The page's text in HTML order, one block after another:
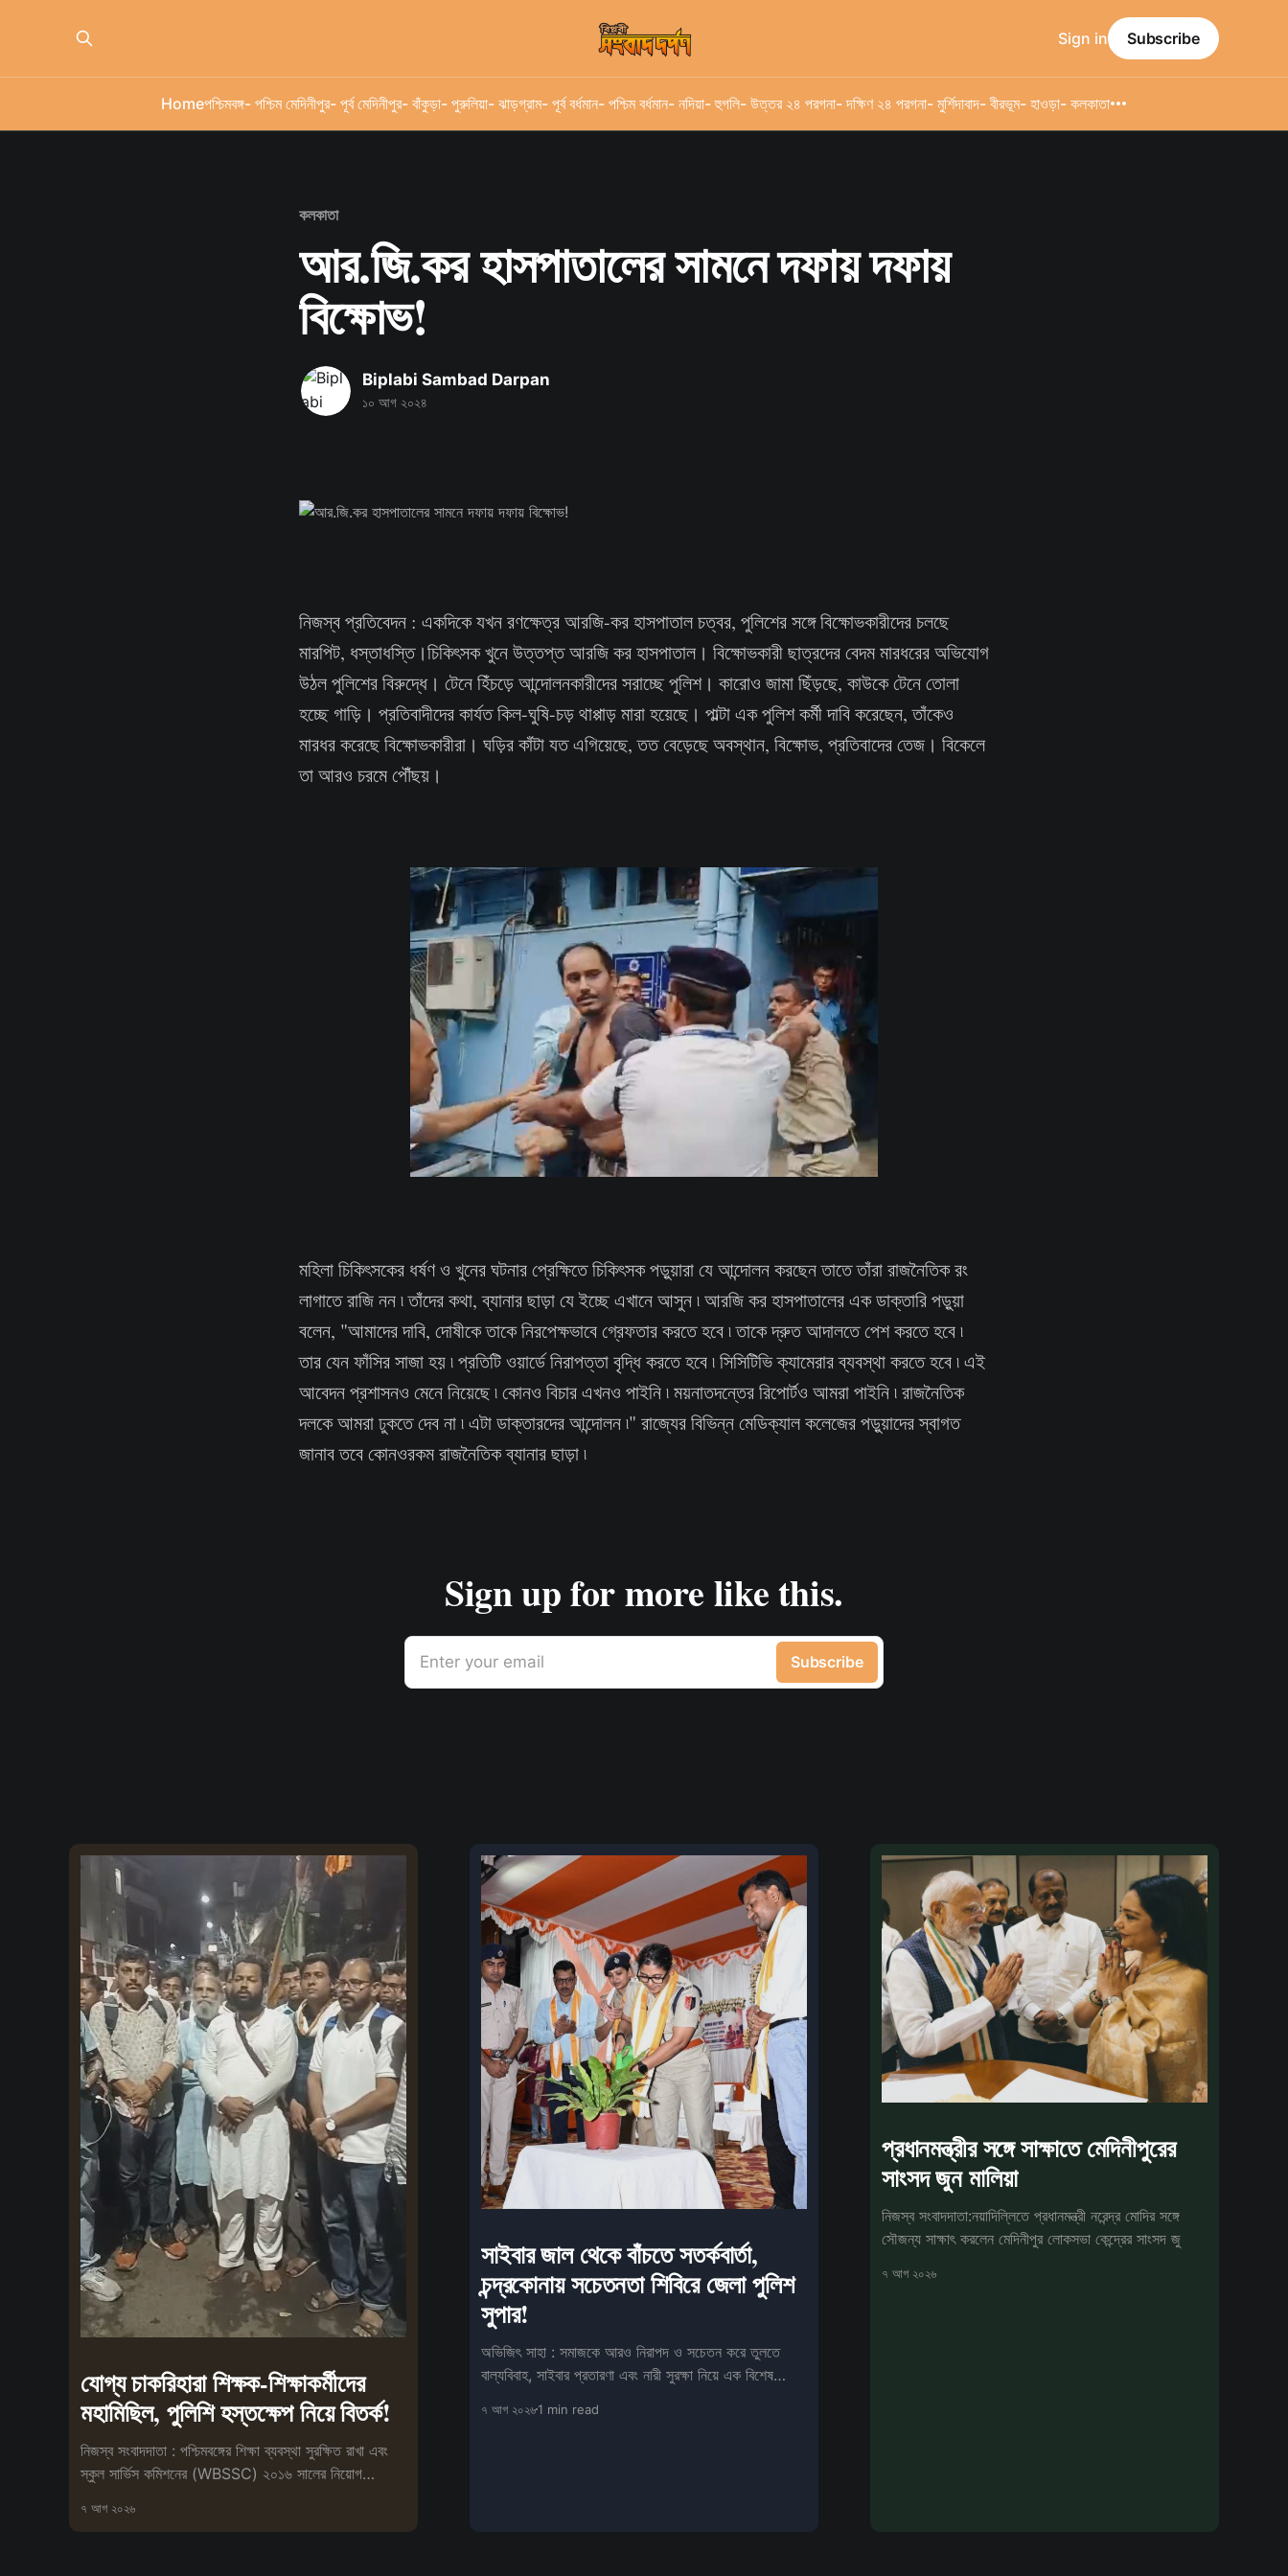
Homeপশ্চিমবঙ্গ- পশ্চিম মেদিনীপুর- পূর্ব মেদিনীপুর- বাঁকুড়া- পুরুলিয়া- ঝাড়গ্রাম- পূর্ব বর্ধমান- পশ্চিম বর্ধমান- নদিয়া- হুগলি- উত্তর ২৪ পরগনা- দক্ষিণ ২৪ পরগনা- মুর্শিদাবাদ- বীরভূম- হাওড়া- কলকাতা
Sign in Subscribe
কলকাতা
আর.জি.কর হাসপাতালের সামনে দফায় দফায়
বিক্ষোভ!
Biplabi Sambad Darpan
১০ আগ ২০২৪
নিজস্ব প্রতিবেদন : একদিকে যখন রণক্ষেত্র আরজি-কর হাসপাতাল চত্বর, পুলিশের সঙ্গে বিক্ষোভকারীদের চলছে
মারপিট, ধস্তাধস্তি।চিকিৎসক খুনে উত্তপ্ত আরজি কর হাসপাতাল। বিক্ষোভকারী ছাত্রদের বেদম মারধরের অভিযোগ
উঠল পুলিশের বিরুদ্ধে। টেনে হিঁচড়ে আন্দোলনকারীদের সরাচ্ছে পুলিশ। কারোও জামা ছিঁড়ছে, কাউকে টেনে তোলা
হচ্ছে গাড়ি। প্রতিবাদীদের কার্যত কিল-ঘুষি-চড় থাপ্পাড় মারা হয়েছে। পাল্টা এক পুলিশ কর্মী দাবি করেছেন, তাঁকেও
মারধর করেছে বিক্ষোভকারীরা। ঘড়ির কাঁটা যত এগিয়েছে, তত বেড়েছে অবস্থান, বিক্ষোভ, প্রতিবাদের তেজ। বিকেলে
তা আরও চরমে পৌঁছয়।
মহিলা চিকিৎসকের ধর্ষণ ও খুনের ঘটনার প্রেক্ষিতে চিকিৎসক পড়ুয়ারা যে আন্দোলন করছেন তাতে তাঁরা রাজনৈতিক রং
লাগাতে রাজি নন ৷ তাঁদের কথা, ব্যানার ছাড়া যে ইচ্ছে এখানে আসুন ৷ আরজি কর হাসপাতালের এক ডাক্তারি পড়ুয়া
বলেন, "আমাদের দাবি, দোষীকে তাকে নিরপেক্ষভাবে গ্রেফতার করতে হবে ৷ তাকে দ্রুত আদালতে পেশ করতে হবে ৷
তার যেন ফাঁসির সাজা হয় ৷ প্রতিটি ওয়ার্ডে নিরাপত্তা বৃদ্ধি করতে হবে ৷ সিসিটিভি ক্যামেরার ব্যবস্থা করতে হবে ৷ এই
আবেদন প্রশাসনও মেনে নিয়েছে ৷ কোনও বিচার এখনও পাইনি ৷ ময়নাতদন্তের রিপোর্টও আমরা পাইনি ৷ রাজনৈতিক
দলকে আমরা ঢুকতে দেব না ৷ এটা ডাক্তারদের আন্দোলন ৷" রাজ্যের বিভিন্ন মেডিক্যাল কলেজের পড়ুয়াদের স্বাগত
জানাব তবে কোনওরকম রাজনৈতিক ব্যানার ছাড়া ৷
Sign up for more like this.
Enter your email Subscribe
যোগ্য চাকরিহারা শিক্ষক-শিক্ষাকর্মীদের
মহামিছিল, পুলিশি হস্তক্ষেপ নিয়ে বিতর্ক!
নিজস্ব সংবাদদাতা : পশ্চিমবঙ্গের শিক্ষা ব্যবস্থা সুরক্ষিত রাখা এবং
স্কুল সার্ভিস কমিশনের (WBSSC) ২০১৬ সালের নিয়োগ
৭ আগ ২০২৬
সাইবার জাল থেকে বাঁচতে সতর্কবার্তা,
চন্দ্রকোনায় সচেতনতা শিবিরে জেলা পুলিশ
সুপার!
অভিজিৎ সাহা : সমাজকে আরও নিরাপদ ও সচেতন করে তুলতে
বাল্যবিবাহ, সাইবার প্রতারণা এবং নারী সুরক্ষা নিয়ে এক বিশেষ
৭ আগ ২০২৬1 min read
প্রধানমন্ত্রীর সঙ্গে সাক্ষাতে মেদিনীপুরের
সাংসদ জুন মালিয়া
নিজস্ব সংবাদদাতা:নয়াদিল্লিতে প্রধানমন্ত্রী নরেন্দ্র মোদির সঙ্গে
সৌজন্য সাক্ষাৎ করলেন মেদিনীপুর লোকসভা কেন্দ্রের সাংসদ জু
৭ আগ ২০২৬